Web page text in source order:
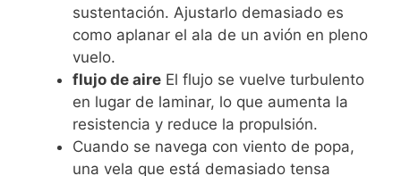
sustentación. Ajustarlo demasiado es
como aplanar el ala de un avión en pleno
vuelo.
flujo de aire El flujo se vuelve turbulento
en lugar de laminar, lo que aumenta la
resistencia y reduce la propulsión.
Cuando se navega con viento de popa,
una vela que está demasiado tensa